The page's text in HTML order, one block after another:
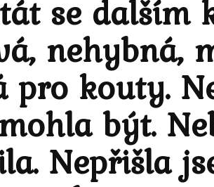
se dalším
nehybná,
pro kouty.
být.
Nepřišla